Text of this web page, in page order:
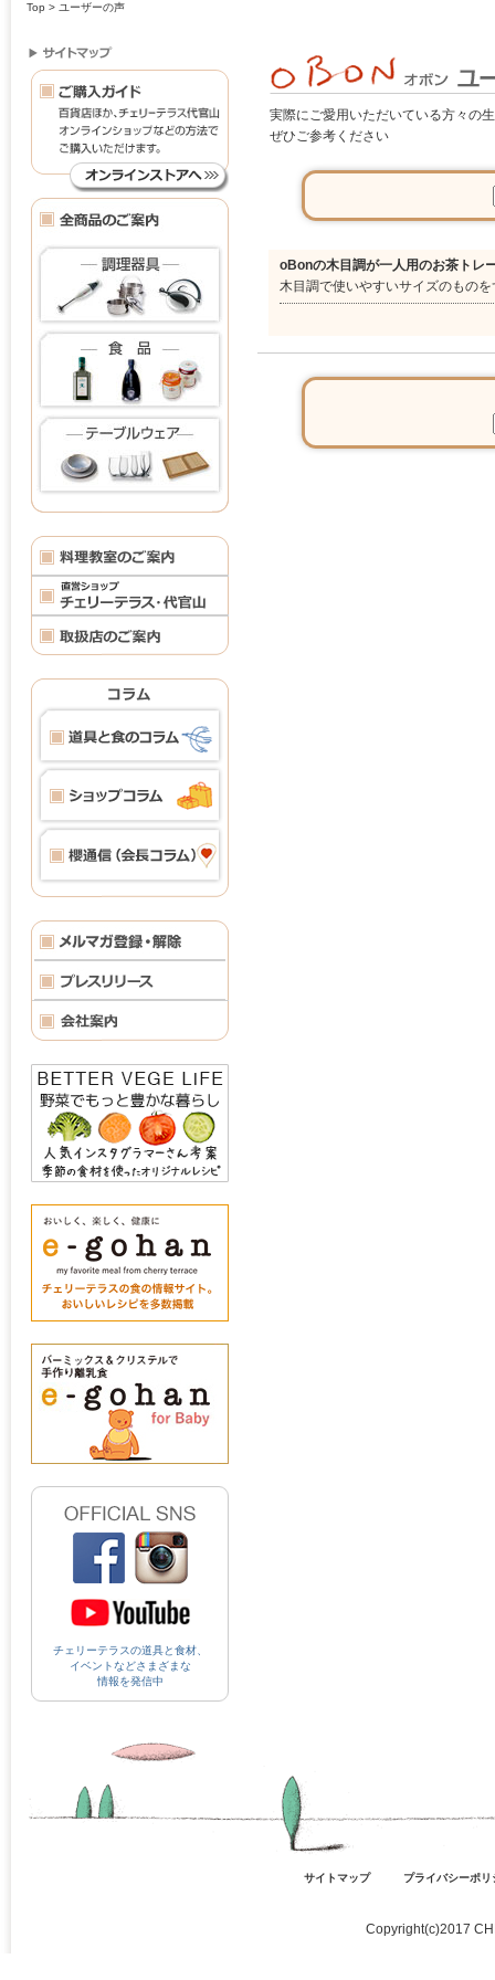
Top > ユーザーの声
チェリーテラスの道具と食材、
イベントなどさまざまな
情報を発信中
実際にご愛用いただいている方々の
ぜひご参考ください
oBonの木目調が一人用のお茶トレ
木目調で使いやすいサイズのもの
サイトマップ プライバシーポリ
Copyright(c)2017